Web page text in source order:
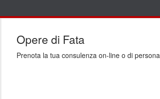
Opere di Fata
Prenota la tua consulenza on-line o di persona